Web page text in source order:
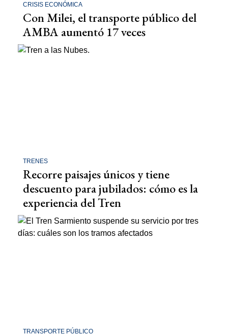
CRISIS ECONÓMICA
Con Milei, el transporte público del
AMBA aumentó 17 veces
TRENES
Recorre paisajes únicos y tiene
descuento para jubilados: cómo es la
experiencia del Tren
TRANSPORTE PÚBLICO